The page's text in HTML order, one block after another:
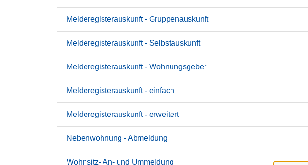
Melderegisterauskunft - Gruppenauskunft
Melderegisterauskunft - Selbstauskunft
Melderegisterauskunft - Wohnungsgeber
Melderegisterauskunft - einfach
Melderegisterauskunft - erweitert
Nebenwohnung - Abmeldung
Wohnsitz- An- und Ummeldung